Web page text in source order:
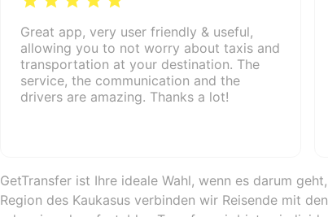
Great app, very user friendly & useful,
allowing you to not worry about taxis and
transportation at your destination. The
service, the communication and the
drivers are amazing. Thanks a lot!
GetTransfer ist Ihre ideale Wahl, wenn es darum
Region des Kaukasus verbinden wir Reisende mit